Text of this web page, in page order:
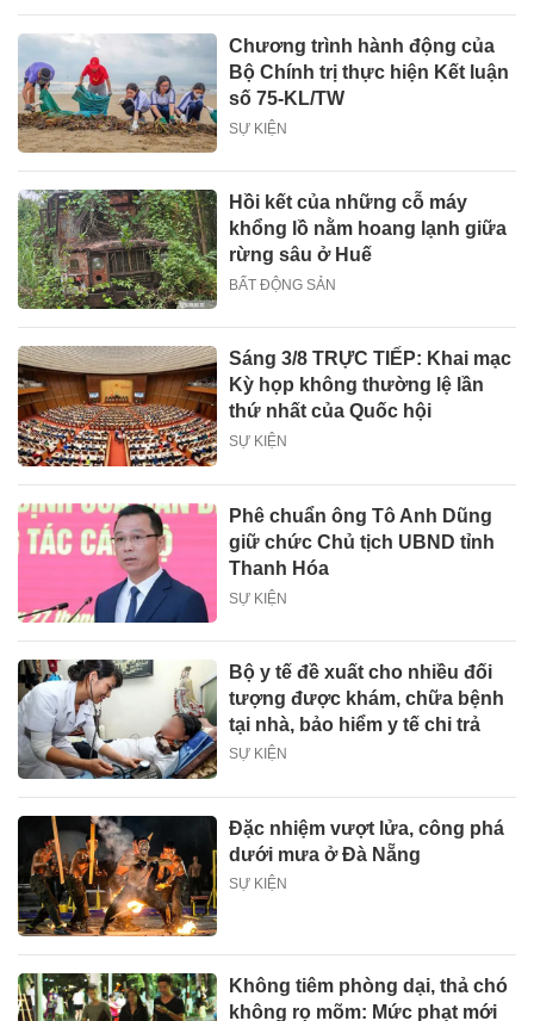
Chương trình hành động của
Bộ Chính trị thực hiện Kết luận
số 75-KL/TW
SỰ KIỆN
Hồi kết của những cỗ máy
khổng lồ nằm hoang lạnh giữa
rừng sâu ở Huế
BẤT ĐỘNG SẢN
Sáng 3/8 TRỰC TIẾP: Khai mạc
Kỳ họp không thường lệ lần
thứ nhất của Quốc hội
SỰ KIỆN
Phê chuẩn ông Tô Anh Dũng
giữ chức Chủ tịch UBND tỉnh
Thanh Hóa
SỰ KIỆN
Bộ y tế đề xuất cho nhiều đối
tượng được khám, chữa bệnh
tại nhà, bảo hiểm y tế chi trả
SỰ KIỆN
Đặc nhiệm vượt lửa, công phá
dưới mưa ở Đà Nẵng
SỰ KIỆN
Không tiêm phòng dại, thả chó
không rọ mõm: Mức phạt mới